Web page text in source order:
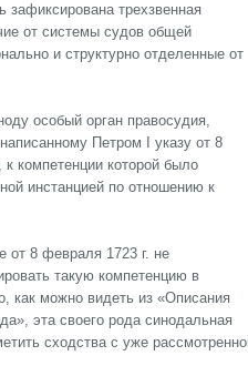
трехзвенная
от системы судов общей
и структурно отделенные от
особый орган правосудия,
Петром I указу от 8
компетенции которой было
инстанцией по отношению к
от 8 февраля 1723 г. не
такую компетенцию в
как можно видеть из «Описания
эта своего рода синодальная
сходства с уже